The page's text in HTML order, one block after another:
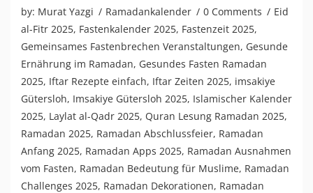
by: Murat Yazgi Ramadankalender 0 Comments
Eid
al-Fitr 2025, Fastenkalender 2025, Fastenzeit 2025,
Gemeinsames Fastenbrechen Veranstaltungen, Gesunde
Ernährung im Ramadan, Gesundes Fasten Ramadan
2025, Iftar Rezepte einfach, Iftar Zeiten 2025, imsakiye
Gütersloh, Imsakiye Gütersloh 2025, Islamischer Kalender
2025, Laylat al-Qadr 2025, Quran Lesung Ramadan 2025,
Ramadan 2025, Ramadan Abschlussfeier, Ramadan
Anfang 2025, Ramadan Apps 2025, Ramadan Ausnahmen
vom Fasten, Ramadan Bedeutung für Muslime, Ramadan
Challenges 2025, Ramadan Dekorationen, Ramadan